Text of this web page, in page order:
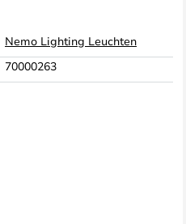
Nemo Lighting Leuchten
70000263